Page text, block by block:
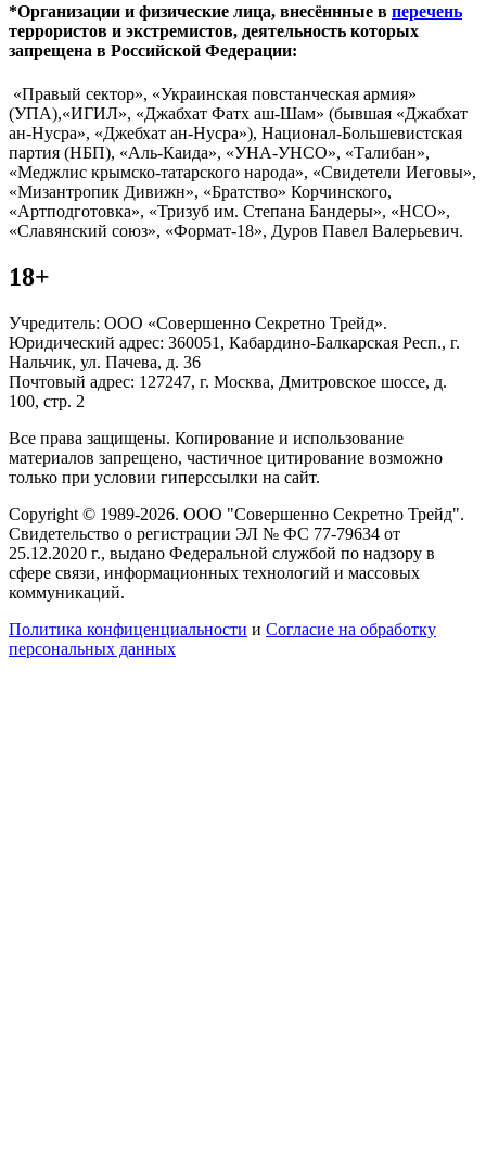
*Организации и физические лица, внесённные в перечень
террористов и экстремистов, деятельность которых
запрещена в Российской Федерации:
«Правый сектор», «Украинская повстанческая армия»
(УПА),«ИГИЛ», «Джабхат Фатх аш-Шам» (бывшая «Джабхат
ан-Нусра», «Джебхат ан-Нусра»), Национал-Большевистская
партия (НБП), «Аль-Каида», «УНА-УНСО», «Талибан»,
«Меджлис крымско-татарского народа», «Свидетели Иеговы»,
«Мизантропик Дивижн», «Братство» Корчинского,
«Артподготовка», «Тризуб им. Степана Бандеры», «НСО»,
«Славянский союз», «Формат-18», Дуров Павел Валерьевич.
18+
Учредитель: ООО «Совершенно Секретно Трейд».
Юридический адрес: 360051, Кабардино-Балкарская Респ., г.
Нальчик, ул. Пачева, д. 36
Почтовый адрес: 127247, г. Москва, Дмитровское шоссе, д.
100, стр. 2
Все права защищены. Копирование и использование
материалов запрещено, частичное цитирование возможно
только при условии гиперссылки на сайт.
Copyright © 1989-2026. ООО "Совершенно Секретно Трейд".
Свидетельство о регистрации ЭЛ № ФС 77-79634 от
25.12.2020 г., выдано Федеральной службой по надзору в
сфере связи, информационных технологий и массовых
коммуникаций.
Политика конфиценциальности и Согласие на обработку
персональных данных